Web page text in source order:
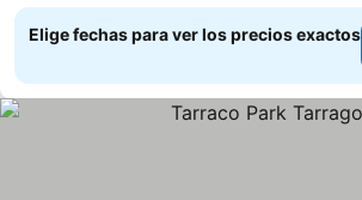
Elige fechas para ver los precios exactos